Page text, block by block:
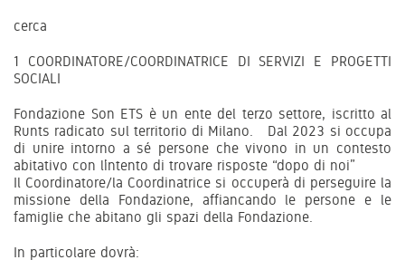
cerca
1 COORDINATORE/COORDINATRICE DI SERVIZI E PROGETTI
SOCIALI
Fondazione Son ETS è un ente del terzo settore, iscritto al
Runts radicato sul territorio di Milano. Dal 2023 si occupa
di unire intorno a sé persone che vivono in un contesto
abitativo con l’intento di trovare risposte “dopo di noi”
Il Coordinatore/la Coordinatrice si occuperà di perseguire la
missione della Fondazione, affiancando le persone e le
famiglie che abitano gli spazi della Fondazione.
In particolare dovrà: